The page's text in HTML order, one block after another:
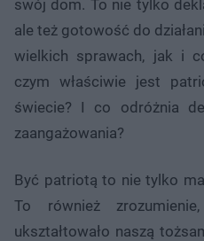
swój dom. To nie tylko
ale też gotowość do
wielkich sprawach, jak i
czym właściwie jest
świecie? I co odróżnia
zaangażowania?
Być patriotą to nie tylko
To również
ukształtowało naszą